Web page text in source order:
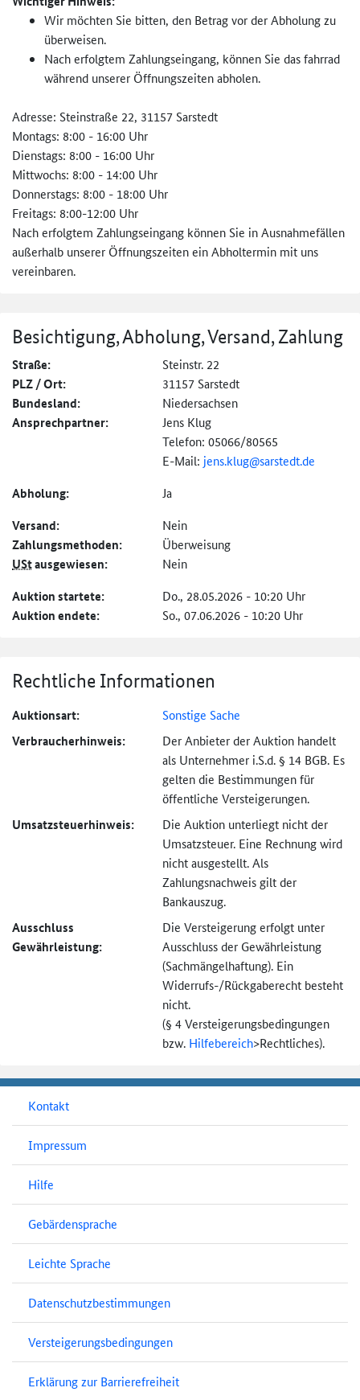
Wir möchten Sie bitten, den Betrag vor der Abholung zu
überweisen.
Nach erfolgtem Zahlungseingang, können Sie das fahrrad
während unserer Öffnungszeiten abholen.
Adresse: Steinstraße 22, 31157 Sarstedt
Montags: 8:00 - 16:00 Uhr
Dienstags: 8:00 - 16:00 Uhr
Mittwochs: 8:00 - 14:00 Uhr
Donnerstags: 8:00 - 18:00 Uhr
Freitags: 8:00-12:00 Uhr
Nach erfolgtem Zahlungseingang können Sie in Ausnahmefällen
außerhalb unserer Öffnungszeiten ein Abholtermin mit uns
vereinbaren.
Besichtigung, Abholung, Versand, Zahlung
Straße: Steinstr. 22
PLZ / Ort: 31157 Sarstedt
Bundesland: Niedersachsen
Ansprechpartner:
Jens Klug
Telefon: 05066/80565
E-Mail: jens.klug@sarstedt.de
Abholung: Ja
Versand: Nein
Zahlungs­methoden: Überweisung
UStausgewiesen: Nein
Auktion startete: Do., 28.05.2026 - 10:20 Uhr
Auktion endete: So., 07.06.2026 - 10:20 Uhr
Rechtliche Informationen
Auktionsart: Sonstige Sache
Verbraucher­hinweis:
Der Anbieter der Auktion handelt
als Unternehmer i.S.d. § 14 BGB. Es
gelten die Bestimmungen für
öffentliche Versteigerungen.
Umsatzsteuer­hinweis:
Die Auktion unterliegt nicht der
Umsatzsteuer. Eine Rechnung wird
nicht ausgestellt. Als
Zahlungsnachweis gilt der
Bankauszug.
Ausschluss
Gewährleistung:
Die Versteigerung erfolgt unter
Ausschluss der Gewährleistung
(Sachmängel­haftung). Ein
Widerrufs-/Rückgaberecht besteht
nicht.
(§ 4 Versteigerungs­bedingungen
bzw. Hilfebereich>Rechtliches).
Kontakt
Impressum
Hilfe
Gebärdensprache
Leichte Sprache
Datenschutzbestimmungen
Versteigerungsbedingungen
Erklärung zur Barrierefreiheit